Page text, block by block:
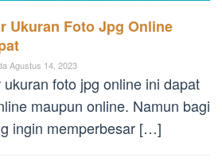
Ukuran Foto Jpg Online
Agustus 14, 2023
foto jpg online ini dapat
maupun online. Namun bagi
ingin memperbesar […]